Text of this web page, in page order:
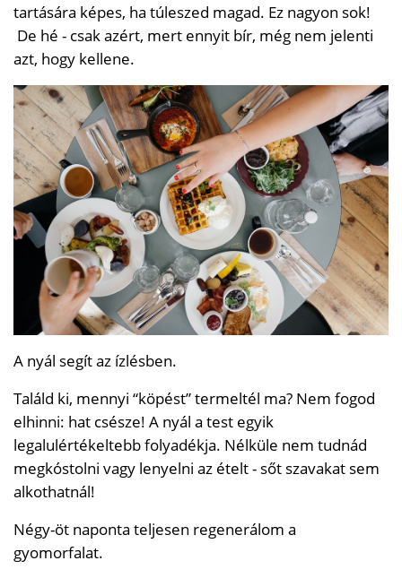
tartására képes, ha túleszed magad. Ez nagyon sok!
De hé - csak azért, mert ennyit bír, még nem jelenti
azt, hogy kellene.
A nyál segít az ízlésben.
Találd ki, mennyi “köpést” termeltél ma? Nem fogod
elhinni: hat csésze! A nyál a test egyik
legalulértékeltebb folyadékja. Nélküle nem tudnád
megkóstolni vagy lenyelni az ételt - sőt szavakat sem
alkothatnál!
Négy-öt naponta teljesen regenerálom a
gyomorfalat.